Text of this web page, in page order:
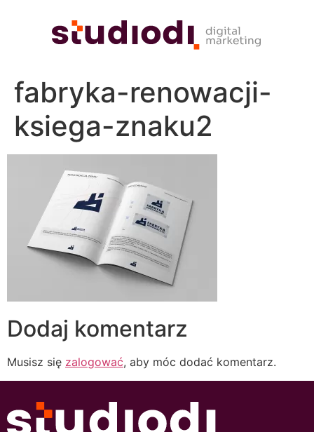
fabryka-renowacji-
ksiega-znaku2
Dodaj komentarz
Musisz się zalogować, aby móc dodać komentarz.